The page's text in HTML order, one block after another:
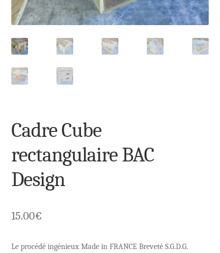
Cadre Cube
rectangulaire BAC
Design
15.00€
Le procédé ingénieux Made in FRANCE Breveté S.G.D.G.